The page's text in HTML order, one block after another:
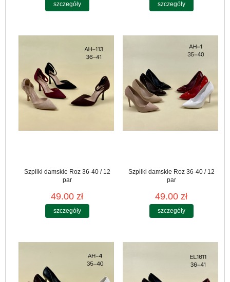
szczegóły szczegóły
Szpilki damskie Roz 36-40 / 12
par
49.00 zł
szczegóły
Szpilki damskie Roz 36-40 / 12
par
49.00 zł
szczegóły